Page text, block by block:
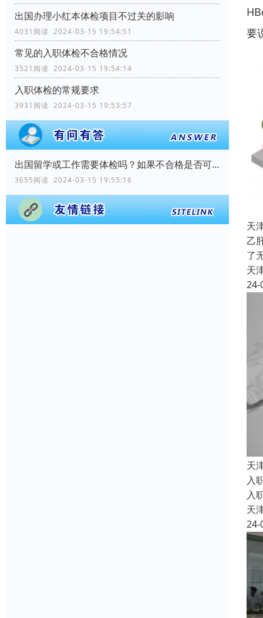
出国办理小红本体检项目不过关的影响
4031阅读 2024-03-15 19:54:51
常见的入职体检不合格情况
3521阅读 2024-03-15 19:54:14
入职体检的常规要求
3931阅读 2024-03-15 19:53:57
出国留学或工作需要体检吗？如果不合格是否可以出国？
3655阅读 2024-03-15 19:55:16
要
天
乙
了
天
24-
天
入
入
天
24-